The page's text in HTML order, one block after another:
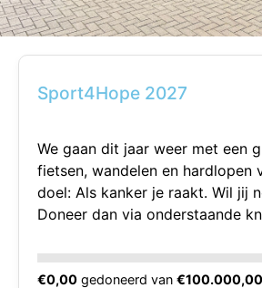
Sport4Hope 2027
We gaan dit jaar weer met een
fietsen, wandelen en hardlopen
doel: Als kanker je raakt. Wil jij
Doneer dan via onderstaande
€0,00 gedoneerd van €100.000,00